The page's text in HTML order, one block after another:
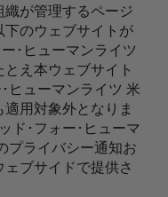
が管理するページ
のウェブサイトが
･ヒューマンライツ
え本ウェブサイト
ヒューマンライツ 米
用対象外となりま
ド･フォー･ヒューマ
プライバシー通知お
ブサイドで提供さ